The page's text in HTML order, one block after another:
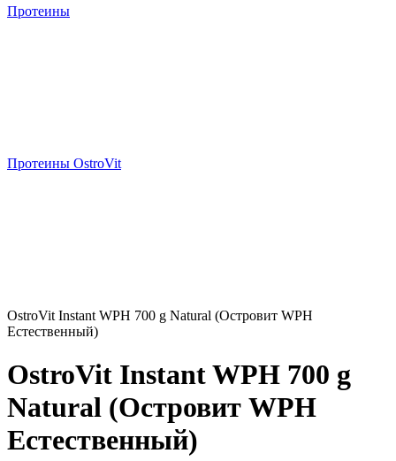
Протеины
Протеины OstroVit
OstroVit Instant WPH 700 g Natural (Островит WPH
Естественный)
OstroVit Instant WPH 700 g
Natural (Островит WPH
Естественный)